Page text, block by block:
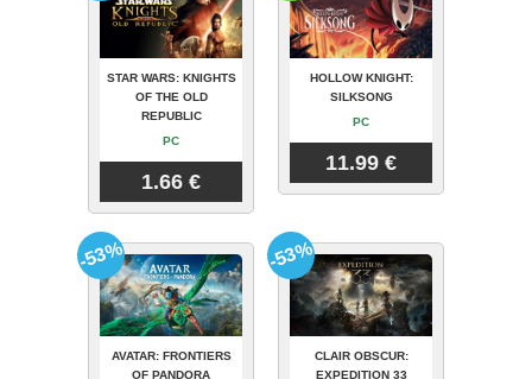
STAR WARS: KNIGHTS
OF THE OLD
REPUBLIC
PC
1.66 €
HOLLOW KNIGHT:
SILKSONG
PC
11.99 €
AVATAR: FRONTIERS
OF PANDORA
-53%
CLAIR OBSCUR:
EXPEDITION 33
-53%